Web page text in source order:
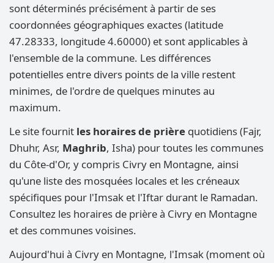
sont déterminés précisément à partir de ses
coordonnées géographiques exactes (latitude
47.28333, longitude 4.60000) et sont applicables à
l'ensemble de la commune. Les différences
potentielles entre divers points de la ville restent
minimes, de l'ordre de quelques minutes au
maximum.
Le site fournit les horaires de prière quotidiens (Fajr,
Dhuhr, Asr, Maghrib, Isha) pour toutes les communes
du Côte-d'Or, y compris Civry en Montagne, ainsi
qu'une liste des mosquées locales et les créneaux
spécifiques pour l'Imsak et l'Iftar durant le Ramadan.
Consultez les horaires de prière à Civry en Montagne
et des communes voisines.
Aujourd'hui à Civry en Montagne, l'Imsak (moment où